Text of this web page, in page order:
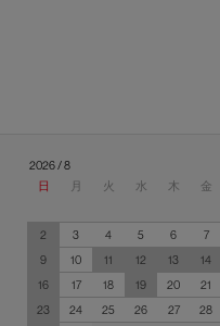
2026 / 8
日
月 火 水 木 金
2
3 4 5 6 7
9
10 11 12 13 14
16
17 18 19 20 21
23
24 25 26 27 28